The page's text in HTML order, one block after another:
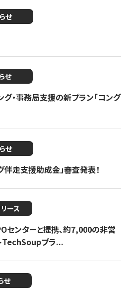
せ
せ
グ・事務局支援の新プラン「コング
せ
伴走支援助成金」審査発表！
ース
センターと提携、約7,000の非営
TechSoupプラ...
せ